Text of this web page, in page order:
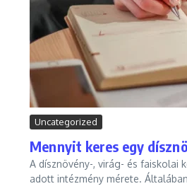
Uncategorized
Mennyit keres egy
A dísznövény-, virág- és faiskolai
adott intézmény mérete.